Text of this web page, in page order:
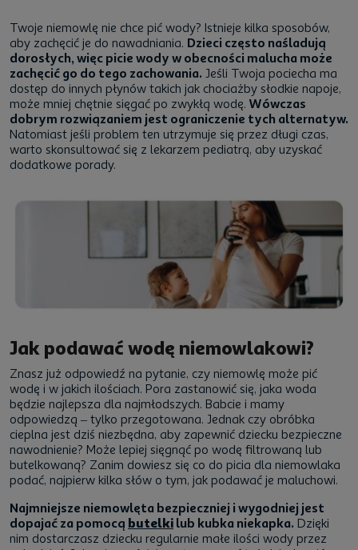
Twoje niemowlę nie chce pić wody? Istnieje kilka sposobów,
aby zachęcić je do nawadniania. Dzieci często naśladują
dorosłych, więc picie wody w obecności malucha może
zachęcić go do tego zachowania. Jeśli Twoja pociecha ma
dostęp do innych płynów takich jak chociażby słodkie napoje,
może mniej chętnie sięgać po zwykłą wodę. Wówczas
dobrym rozwiązaniem jest ograniczenie tych alternatyw.
Natomiast jeśli problem ten utrzymuje się przez długi czas,
warto skonsultować się z lekarzem pediatrą, aby uzyskać
dodatkowe porady.
Jak podawać wodę niemowlakowi?
Znasz już odpowiedź na pytanie, czy niemowlę może pić
wodę i w jakich ilościach. Pora zastanowić się, jaka woda
będzie najlepsza dla najmłodszych. Babcie i mamy
odpowiedzą – tylko przegotowana. Jednak czy obróbka
cieplna jest dziś niezbędna, aby zapewnić dziecku bezpieczne
nawodnienie? Może lepiej sięgnąć po wodę filtrowaną lub
butelkowaną? Zanim dowiesz się co do picia dla niemowlaka
podać, najpierw kilka słów o tym, jak podawać je maluchowi.
Najmniejsze niemowlęta bezpieczniej i wygodniej jest
dopajać za pomocą butelki lub kubka niekapka. Dzięki
nim dostarczasz dziecku regularnie małe ilości wody przez